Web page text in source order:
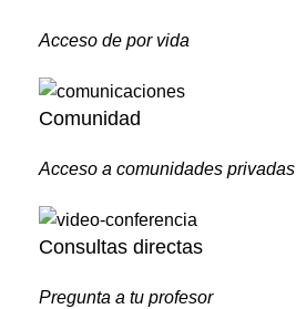
Acceso de por vida
Comunidad
Acceso a comunidades privadas
Consultas directas
Pregunta a tu profesor